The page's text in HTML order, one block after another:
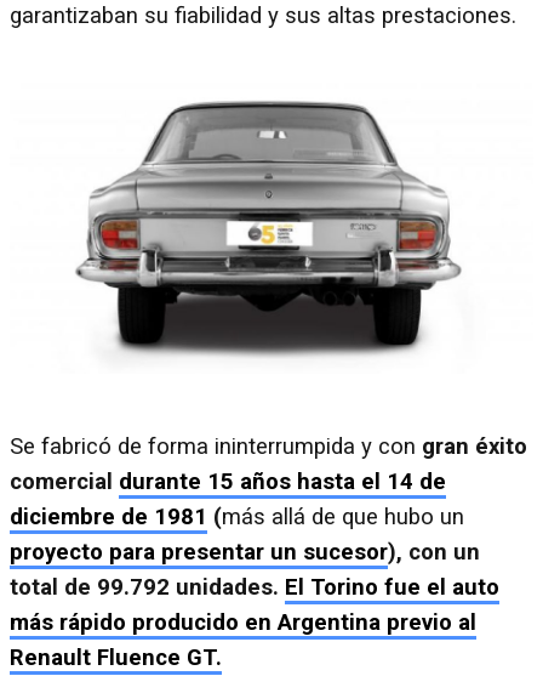
garantizaban su fiabilidad y sus altas prestaciones.
Se fabricó de forma ininterrumpida y con gran éxito
comercial durante 15 años hasta el 14 de
diciembre de 1981 (más allá de que hubo un
proyecto para presentar un sucesor), con un
total de 99.792 unidades. El Torino fue el auto
más rápido producido en Argentina previo al
Renault Fluence GT.